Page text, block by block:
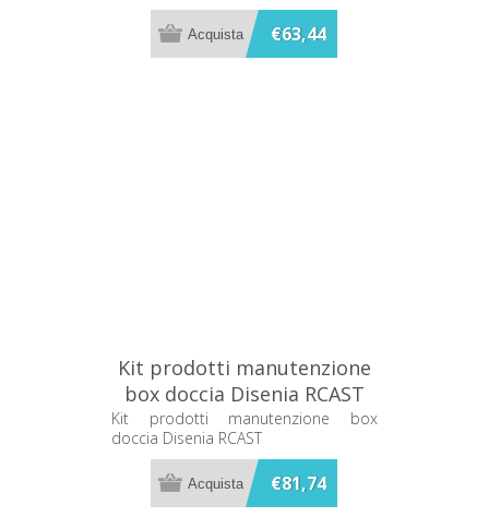
€63,44
Kit prodotti manutenzione
box doccia Disenia RCAST
Kit prodotti manutenzione box
doccia Disenia RCAST
€81,74